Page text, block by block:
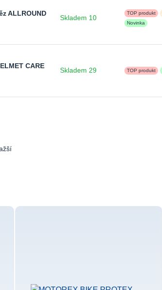
ALLROUND
Skladem 10
TOP produkt
Novinka
CARE
Skladem 29 TOP produkt